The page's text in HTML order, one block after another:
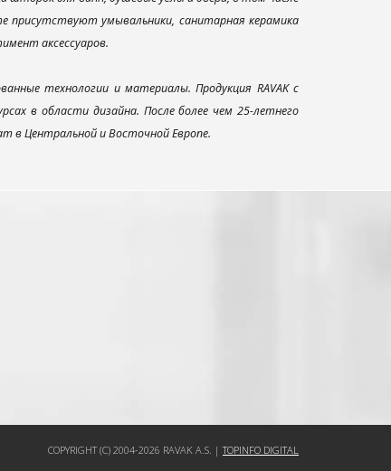
присутствуют умывальники, санитарная керамика
аксессуаров.
технологии и материалы. Продукция RAVAK с
в области дизайна. После более чем 25-летнего
в Центральной и Восточной Европе.
COPYRIGHT (C) 2004-2026 RAVAK A.S. |TOPINFO DIGITAL